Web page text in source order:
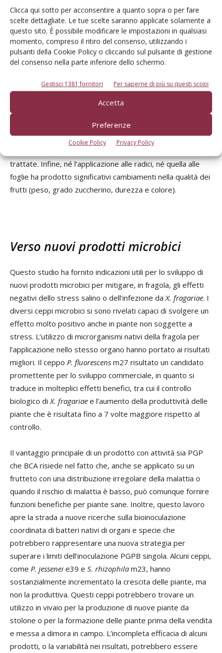
Clicca qui sotto per acconsentire a quanto sopra o per fare
scelte dettagliate. Le tue scelte saranno applicate solamente a
questo sito. È possibile modificare le impostazioni in qualsiasi
momento, compreso il ritiro del consenso, utilizzando i
pulsanti della Cookie Policy o cliccando sul pulsante di gestione
del consenso nella parte inferiore dello schermo.
Gestisci 1381 fornitori Per saperne di più su questi scopi
Accetta
Preferenze
Cookie Policy Privacy Policy
ridotto sia lo sviluppo dei sintomi, sia l’incidenza della
malattia alla fine dell’esperimento in misura maggiore
rispetto al controllo positivo (streptomicina). L’applicazione
diP. fluorescensm27 ha ridotto l’incidenza della malattia al
20%, ma allo stesso tempo ha aumentato la produttività
rhizophilam23 eRhodococcus sp. m38 ha mostrato
un’incidenza di malattia pari a quella dell’antibiotico
commerciale streptomicina, mentre
spp. e10 non ha protetto le fragole dall’infezione,
mostrando uno sviluppo dei sintomi ancora più rapido nel
trattate. Infine, né l’applicazione alle radici, né quella alle
foglie ha prodotto significativi cambiamenti nella qualità dei
frutti (peso, grado zuccherino, durezza e colore).
Verso nuovi prodotti microbici
Questo studio ha fornito indicazioni utili per lo sviluppo di
nuovi prodotti microbici per mitigare, in fragola, gli effetti
negativi dello stress salino o dell’infezione da X. fragariae. I
diversi ceppi microbici si sono rivelati capaci di svolgere un
effetto molto positivo anche in piante non soggette a
stress. L’utilizzo di microrganismi nativi della fragola per
l’applicazione nello stesso organo hanno portato ai risultati
migliori. Il ceppo P. fluorescens m27 risultato un candidato
promettente per lo sviluppo commerciale, in quanto si
traduce in molteplici effetti benefici, tra cui il controllo
biologico di X. fragariae e l’aumento della produttività delle
piante che è risultata fino a 7 volte maggiore rispetto al
controllo.
Il vantaggio principale di un prodotto con attività sia PGP
che BCA risiede nel fatto che, anche se applicato su un
frutteto con una distribuzione irregolare della malattia o
quando il rischio di malattia è basso, può comunque fornire
funzioni benefiche per piante sane. Inoltre, questo lavoro
apre la strada a nuove ricerche sulla bioinoculazione
coordinata di batteri nativi di organi e specie che
potrebbero rappresentare una nuova strategia per
superare i limiti dell’inoculazione PGPB singola. Alcuni ceppi,
come P. jessenei e39 e S. rhizophila m23, hanno
sostanzialmente incrementato la crescita delle piante, ma
non la produttiva. Questi ceppi potrebbero trovare un
utilizzo in vivaio per la produzione di nuove piante da
stolone o per la formazione delle piante prima della vendita
e messa a dimora in campo. L’incompleta efficacia di alcuni
prodotti, o la variabilità nei risultati, potrebbero essere